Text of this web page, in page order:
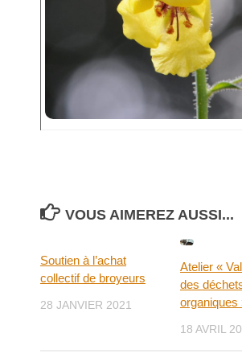
VOUS AIMEREZ AUSSI...
Soutien à l’achat
collectif de broyeurs
28 JANVIER 2021
Atelier «
des
organiques
18 AVRIL